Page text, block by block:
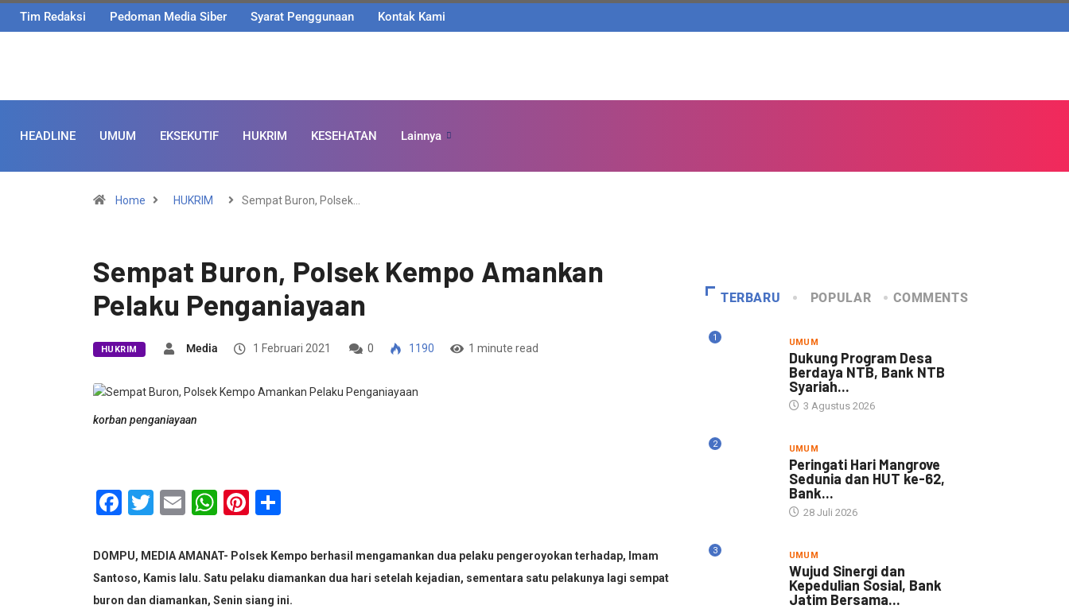
Tim Redaksi Pedoman Media Siber Syarat Penggunaan Kontak Kami
HEADLINE UMUM EKSEKUTIF HUKRIM KESEHATAN Lainnya
Home HUKRIM Sempat Buron, Polsek…
Sempat Buron, Polsek Kempo Amankan
Pelaku Penganiayaan
HUKRIM Media 1 Februari 2021 0 1190 1 minute read
korban penganiayaan
Facebook
Twitter
EmailWhatsApp
Pinterest
DOMPU, MEDIA AMANAT- Polsek Kempo berhasil mengamankan dua pelaku pengeroyokan terhadap, Imam
Santoso, Kamis lalu. Satu pelaku diamankan dua hari setelah kejadian, sementara satu pelakunya lagi sempat
buron dan diamankan, Senin siang ini.
TERBARU POPULAR COMMENTS
1 UMUM
Dukung Program Desa
Berdaya NTB, Bank NTB
Syariah...
3 Agustus 2026
2 UMUM
Peringati Hari Mangrove
Sedunia dan HUT ke-62,
Bank...
28 Juli 2026
3 UMUM
Wujud Sinergi dan
Kepedulian Sosial, Bank
Jatim Bersama...